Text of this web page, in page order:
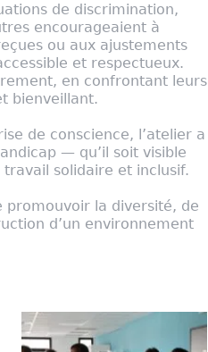
de discrimination,
encourageaient à
ou aux ajustements
et respectueux.
en confrontant leurs
bienveillant.
de conscience, l’atelier a
— qu’il soit visible
solidaire et inclusif.
promouvoir la diversité, de
d’un environnement